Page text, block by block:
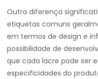
Outra diferença
etiquetas comuns
em termos de design e
possibilidade de
que cada lacre pode ser
especificidades do